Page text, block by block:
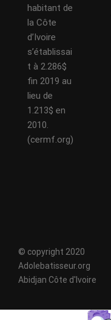
habitant de
la Côte
d’Ivoire
s’établissai
t à 2.286$
fin 2019 au
lieu de
1.213$ en
2010.
(cermf.org)
© copyright 2020
Adolebatisseur.org
Abidjan Côte d'Ivoire